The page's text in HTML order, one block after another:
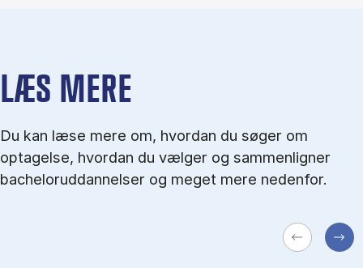
LÆS MERE
Du kan læse mere om, hvordan du søger om
optagelse, hvordan du vælger og sammenligner
bacheloruddannelser og meget mere nedenfor.